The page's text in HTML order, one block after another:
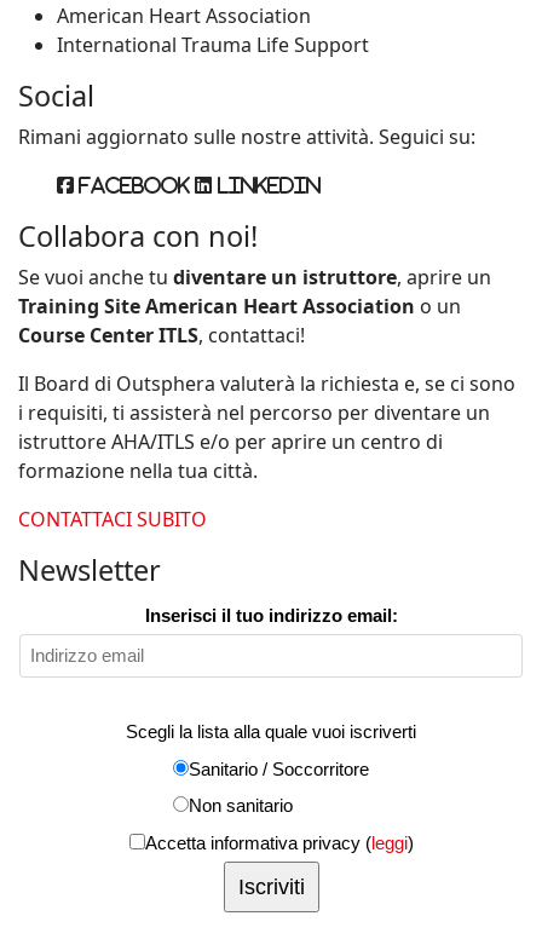
American Heart Association
International Trauma Life Support
Social
Rimani aggiornato sulle nostre attività. Seguici su:
Facebook Linkedin
Collabora con noi!
Se vuoi anche tu diventare un istruttore, aprire un
Training Site American Heart Association o un
Course Center ITLS, contattaci!
Il Board di Outsphera valuterà la richiesta e, se ci sono
i requisiti, ti assisterà nel percorso per diventare un
istruttore AHA/ITLS e/o per aprire un centro di
formazione nella tua città.
CONTATTACI SUBITO
Newsletter
Inserisci il tuo indirizzo email:
Scegli la lista alla quale vuoi iscriverti
Sanitario / Soccorritore
Non sanitario
Accetta informativa privacy (leggi)